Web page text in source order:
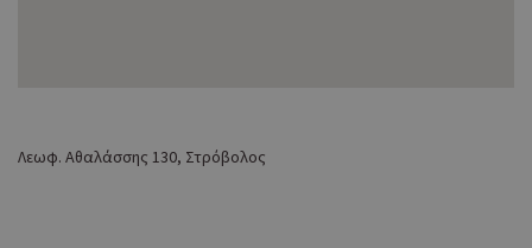
Λεωφ. Αθαλάσσης 130, Στρόβολος